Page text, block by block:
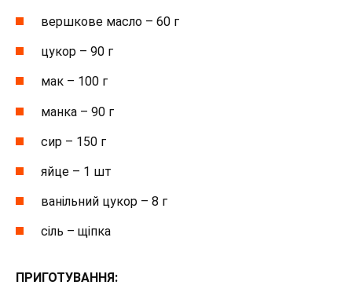
вершкове масло – 60 г
цукор – 90 г
мак – 100 г
манка – 90 г
сир – 150 г
яйце – 1 шт
ванільний цукор – 8 г
сіль – щіпка
ПРИГОТУВАННЯ: